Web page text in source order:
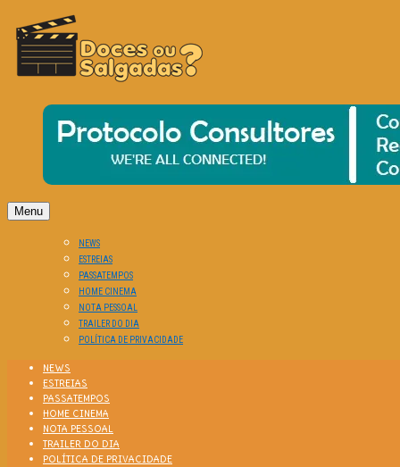
DOCES OU SALGADAS?
O Cinema? Uma Paixão!!
Menu
NEWS
ESTREIAS
PASSATEMPOS
HOME CINEMA
NOTA PESSOAL
TRAILER DO DIA
POLÍTICA DE PRIVACIDADE
NEWS
ESTREIAS
PASSATEMPOS
HOME CINEMA
NOTA PESSOAL
TRAILER DO DIA
POLÍTICA DE PRIVACIDADE